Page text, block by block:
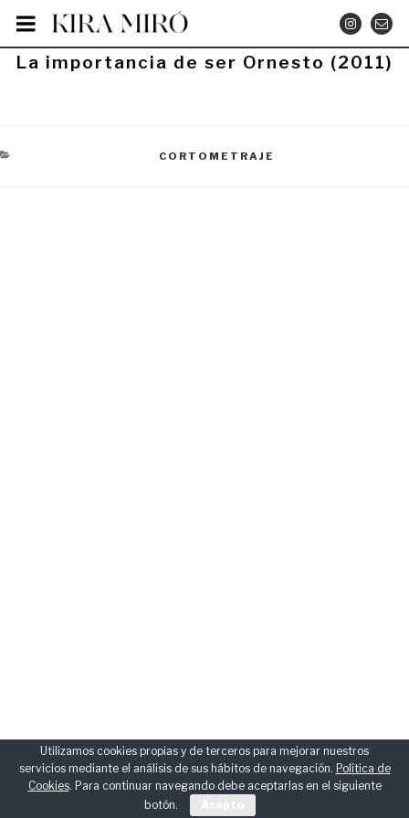
contenido
PUBLICADO
EL
La importancia de ser Ornesto (2011)
CATEGORÍAS
CORTOMETRAJE
Utilizamos cookies propias y de terceros para mejorar nuestros
servicios mediante el análisis de sus hábitos de navegación. Política de
Cookies. Para continuar navegando debe aceptarlas en el siguiente
botón.